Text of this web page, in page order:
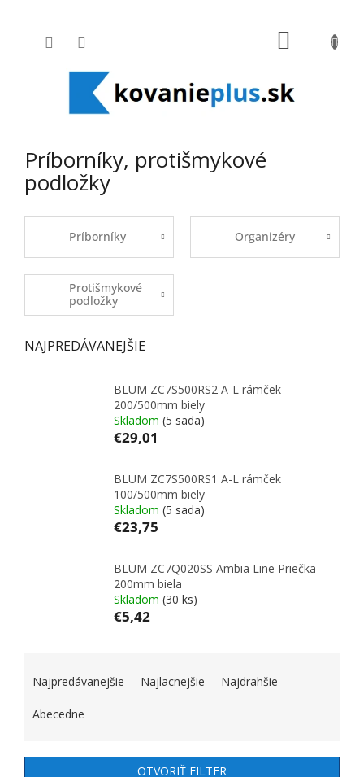
Príborníky, protišmykové
podložky
Príborníky Organizéry
Protišmykové
podložky
NAJPREDÁVANEJŠIE
BLUM ZC7S500RS2 A-L rámček
200/500mm biely
Skladom (5 sada)
€29,01
BLUM ZC7S500RS1 A-L rámček
100/500mm biely
Skladom (5 sada)
€23,75
BLUM ZC7Q020SS Ambia Line Priečka
200mm biela
Skladom (30 ks)
€5,42
Najpredávanejšie Najlacnejšie Najdrahšie
Abecedne
OTVORIŤ FILTER